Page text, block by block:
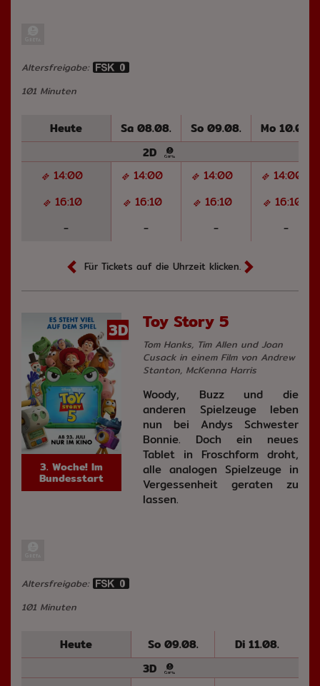
Altersfreigabe:
101 Minuten
Heute Sa 08.08. So 09.08. Mo 10.08.
14:00 14:00 14:00
14:00
16:10
16:10 16:10
16:10
-
- - -
2D
Für Tickets auf die Uhrzeit klicken.
3D
3. Woche! Im
Bundesstart
Toy Story 5
Tom Hanks, Tim Allen und Joan
Cusack in einem Film von Andrew
Stanton, McKenna Harris
Woody, Buzz und die
anderen Spielzeuge leben
nun bei Andys Schwester
Bonnie. Doch ein neues
Tablet in Froschform droht,
alle analogen Spielzeuge in
Vergessenheit geraten zu
lassen.
Altersfreigabe:
101 Minuten
Heute So 09.08. Di 11.08.
3D